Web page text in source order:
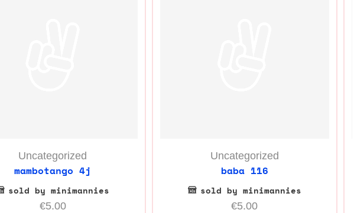
Uncategorized
mambotango 4j
sold by minimannies
€5.00
Uncategorized
baba 116
sold by minimannies
€5.00